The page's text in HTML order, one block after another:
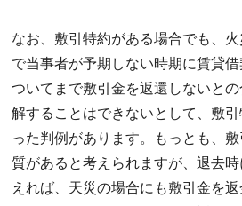
なお、敷引特約がある場合でも、
で当事者が予期しない時期に賃貸
ついてまで敷引金を返還しないと
解することはできないとして、敷
った判例があります。もっとも、
質があると考えられますが、退去
えれば、天災の場合にも敷引金を